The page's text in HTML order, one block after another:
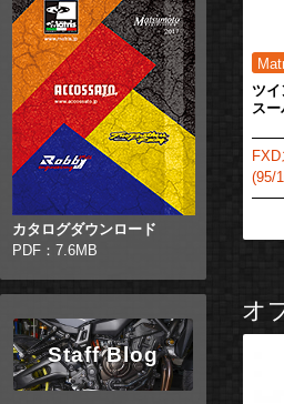
カタログダウンロード
PDF：7.6MB
Staff Blog
ツ
ス
(95/
オ